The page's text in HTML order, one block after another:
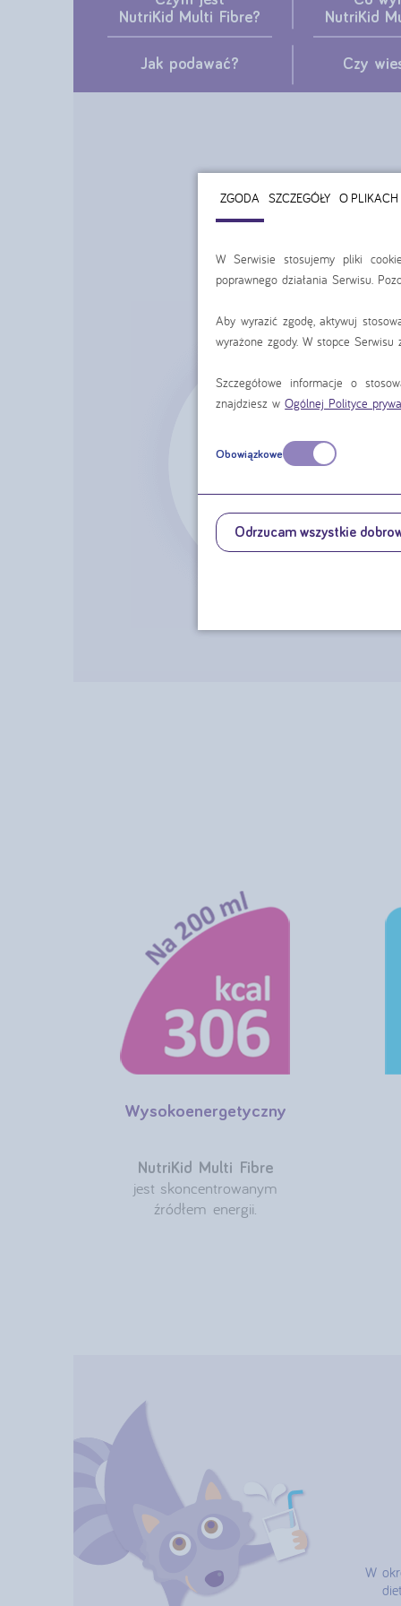
NutriKid Multi Fibre?
NutriKid
Jak podawać? Czy
Wysokoenergetyczny
NutriKid Multi Fibre
jest skoncentrowanym
źródłem energii.
W
ZGODA SZCZEGÓŁY O PLIKACH
W Serwisie stosujemy pliki
poprawnego działania Serwisu.
Aby wyrazić zgodę, aktywuj
wyrażone zgody. W stopce
Szczegółowe informacje o
znajdziesz wOgólnej Polityce
Obowiązkowe
Odrzucam wszystkie